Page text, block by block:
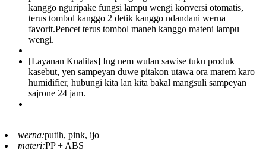
kanggo nguripake fungsi lampu wengi konversi otomatis,
terus tombol kanggo 2 detik kanggo ndandani werna
favorit.Pencet terus tombol maneh kanggo mateni lampu
wengi.
[Layanan Kualitas] Ing nem wulan sawise tuku produk
kasebut, yen sampeyan duwe pitakon utawa ora marem karo
humidifier, hubungi kita lan kita bakal mangsuli sampeyan
sajrone 24 jam.
werna:putih, pink, ijo
materi:PP + ABS